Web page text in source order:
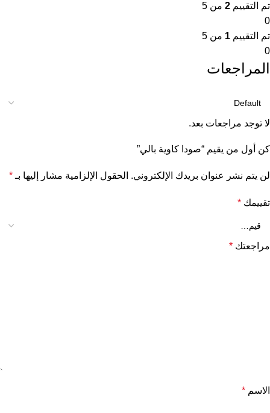
تم التقييم 2 من 5
0
تم التقييم 1 من 5
0
المراجعات
لا توجد مراجعات بعد.
كن أول من يقيم “صودا كاوية بالي”
لن يتم نشر عنوان بريدك الإلكتروني. الحقول الإلزامية مشار إليها بـ *
تقييمك *
مراجعتك *
الاسم *